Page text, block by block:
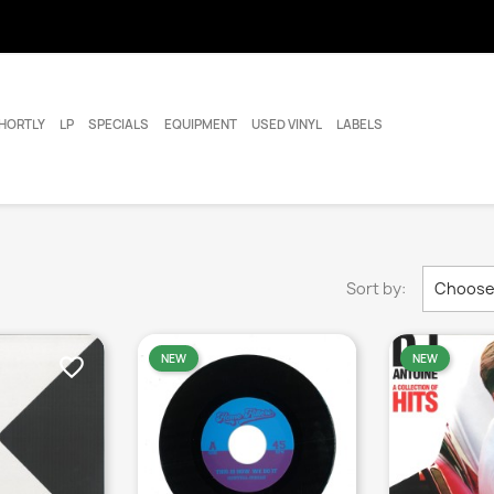
LP SPECIALS EQUIPMENT USED VINYL LABELS
Sort by: Choose
favorite_border NEW NEW